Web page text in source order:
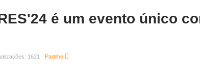
é um evento único
1621 Partilhe